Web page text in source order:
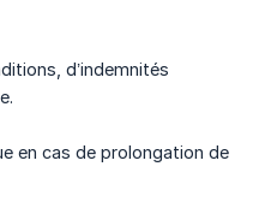
d’indemnités
en cas de prolongation de